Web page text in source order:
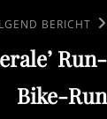
BERICHT
Run-
Bike-Run